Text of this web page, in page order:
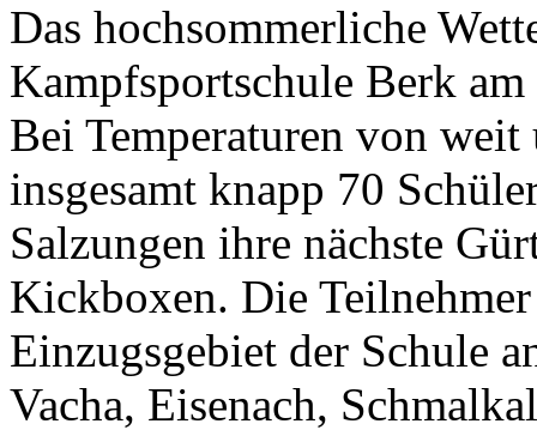
Das hochsommerliche
Kampfsportschule Berk am
Bei Temperaturen von
insgesamt knapp 70
Salzungen ihre nächste
Kickboxen. Die
Einzugsgebiet der Schule
Vacha, Eisenach,